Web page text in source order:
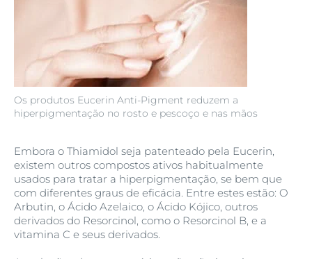
Os produtos Eucerin Anti-Pigment reduzem a
hiperpigmentação no rosto e pescoço e nas mãos
Embora o Thiamidol seja patenteado pela Eucerin,
existem outros compostos ativos habitualmente
usados para tratar a hiperpigmentação, se bem que
com diferentes graus de eficácia. Entre estes estão: O
Arbutin, o Ácido Azelaico, o Ácido Kójico, outros
derivados do Resorcinol, como o Resorcinol B, e a
vitamina C e seus derivados.